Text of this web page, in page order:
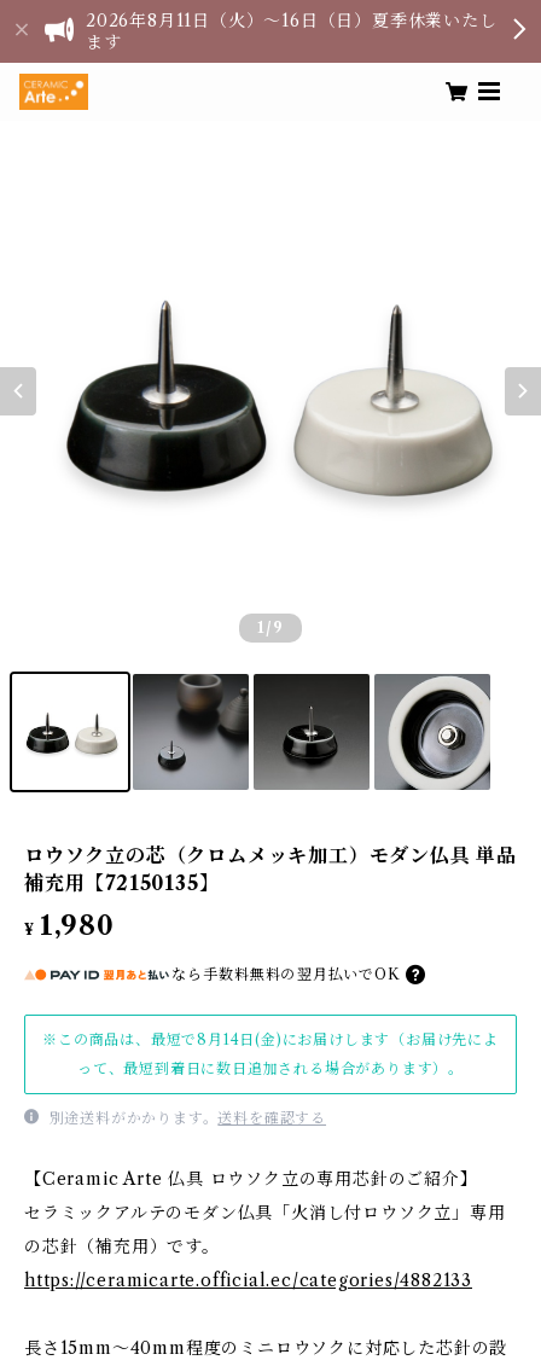
2026年8月11日（火）〜16日（日）夏季休業いたし
ます
1 /9
ロウソク立の芯（クロムメッキ加工）モダン仏具 単品
補充用【72150135】
¥ 1,980
なら 手数料無料の 翌月払いでOK
※この商品は、最短で8月14日(金)にお届けします（お届け先によ
って、最短到着日に数日追加される場合があります）。
別途送料がかかります。送料を確認する
【Ceramic Arte 仏具 ロウソク立の専用芯針のご紹介】
セラミックアルテのモダン仏具「火消し付ロウソク立」専用
の芯針（補充用）です。
https://ceramicarte.official.ec/categories/4882133
長さ15mm～40mm程度のミニロウソクに対応した芯針の設